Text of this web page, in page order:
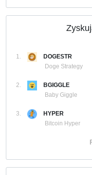
1.
DOGESTR
Doge Strategy
2.
BGIGGLE
Baby Giggle
3.
HYPER
Bitcoin Hyper